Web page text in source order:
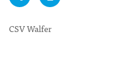
CSV Walfer